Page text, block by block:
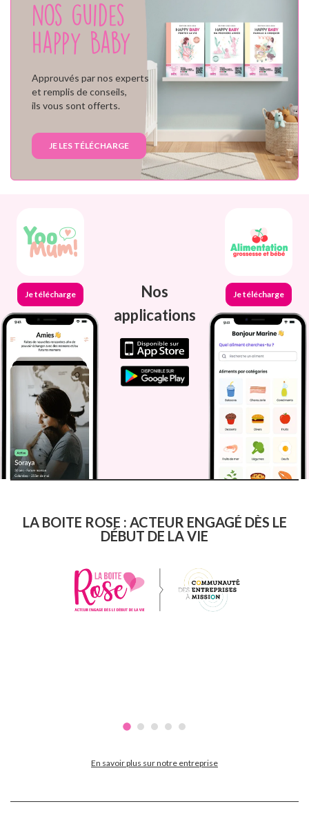
nos guides
Happy Baby
Approuvés par nos experts
et remplis de conseils,
ils vous sont offerts.
JE LES TÉLÉCHARGE
Je télécharge
Nos
applications
Je télécharge
LA BOITE ROSE : ACTEUR ENGAGÉ DÈS LE
DÉBUT DE LA VIE
En savoir plus sur notre entreprise